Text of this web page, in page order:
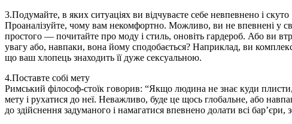
3.Подумайте, в яких ситуаціях ви відчуваєте себе невпевнено і скуто
Проаналізуйте, чому вам некомфортно. Можливо, ви не впевнені у
простого — почитайте про моду і стиль, оновіть гардероб. Або ви
увагу або, навпаки, вона йому сподобається? Наприклад, ви
що ваш хлопець знаходить її дуже сексуальною.
4.Поставте собі мету
Римський філософ-стоїк говорив: “Якщо людина не знає куди
мету і рухатися до неї. Неважливо, буде це щось глобальне, або
до здійснення задуманого і намагатися впевнено долати всі бар’єри,